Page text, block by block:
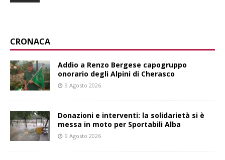
CRONACA
Addio a Renzo Bergese capogruppo
onorario degli Alpini di Cherasco
9 Agosto 2026
Donazioni e interventi: la solidarietà si è
messa in moto per Sportabili Alba
9 Agosto 2026